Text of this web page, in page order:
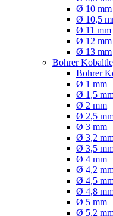
Ø 10 mm
Ø 10,5
Ø 11 mm
Ø 12 mm
Ø 13 mm
Bohrer
Bohrer
Ø 1 mm
Ø 1,5
Ø 2 mm
Ø 2,5
Ø 3 mm
Ø 3,2
Ø 3,5
Ø 4 mm
Ø 4,2
Ø 4,5
Ø 4,8
Ø 5 mm
Ø 5,2